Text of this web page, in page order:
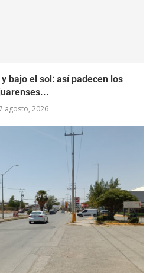
bajo el sol: así padecen los
agosto, 2026